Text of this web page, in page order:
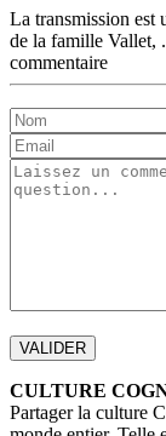
La transmission est
de la famille Vallet,
commentaire
CULTURE
Partager la culture